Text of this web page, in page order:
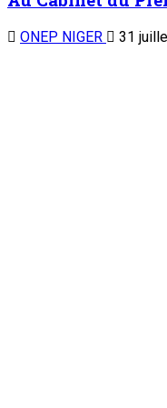
ONEP NIGER 31